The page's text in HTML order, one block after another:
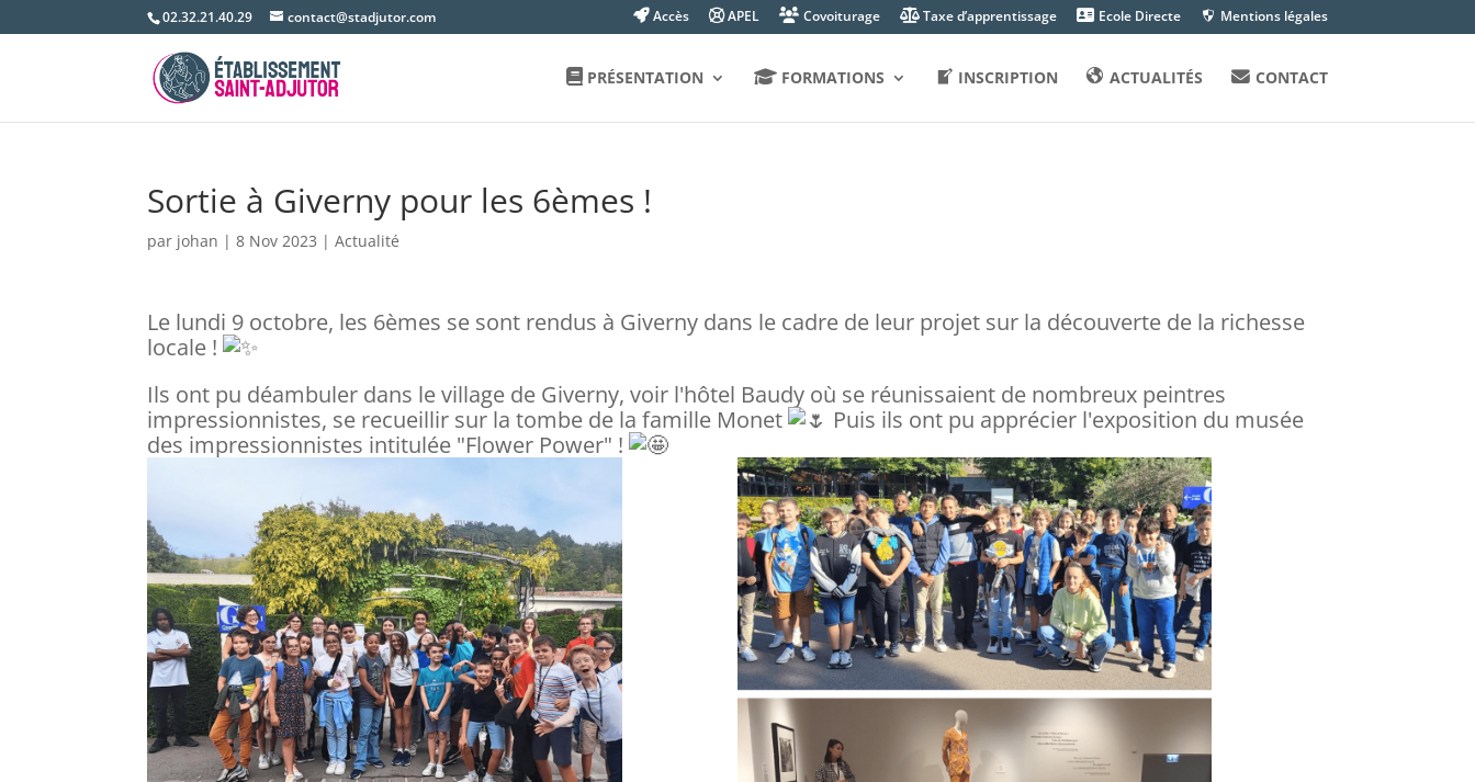
02.32.21.40.29 contact@stadjutor.com Accès APEL Covoiturage Taxe d’apprentissage Ecole Directe Mentions légales
PRÉSENTATION FORMATIONS INSCRIPTION ACTUALITÉS CONTACT
Sortie à Giverny pour les 6èmes !
par johan |8 Nov 2023 |Actualité
Le lundi 9 octobre, les 6èmes se sont rendus à Giverny dans le cadre de leur projet sur la découverte de la richesse
locale !
Ils ont pu déambuler dans le village de Giverny, voir l'hôtel Baudy où se réunissaient de nombreux peintres
impressionnistes, se recueillir sur la tombe de la famille Monet
Puis ils ont pu apprécier l'exposition du musée
des impressionnistes intitulée "Flower Power" !